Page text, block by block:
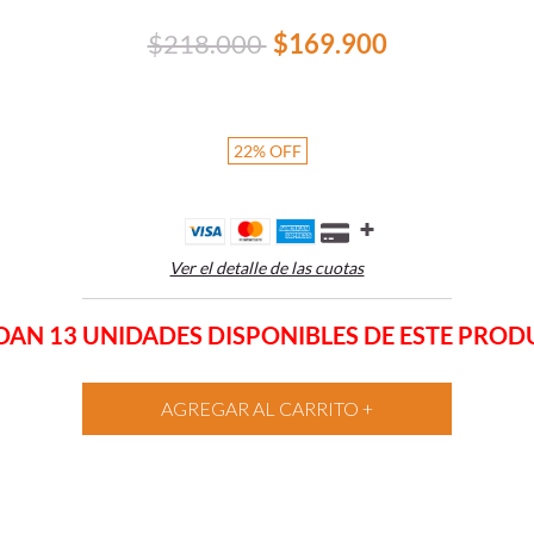
$218.000 $169.900
22%OFF
Ver el detalle de las cuotas
13 UNIDADES DISPONIBLES DE ESTE